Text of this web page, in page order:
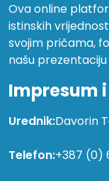
Ova online
istinskih
svojim pričama,
našu
Impresum
Urednik:Davorin
Telefon:+387 (0)